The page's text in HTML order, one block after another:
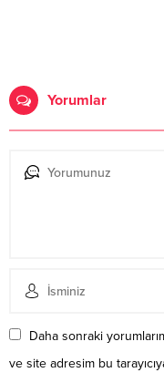
Yorumlar
Daha sonraki
ve site adresim bu